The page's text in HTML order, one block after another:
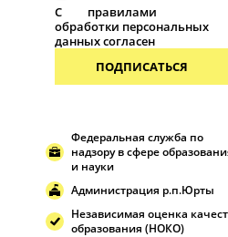
С
правилами
обработки персональных
данных согласен
ПОДПИСАТЬСЯ
Федеральная служба по
надзору в сфере
и науки
Администрация р.п.Юрты
Независимая оценка
образования (НОКО)